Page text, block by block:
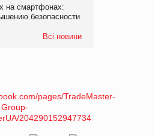
з
ФАО прогнозує зростання
продовольство
на смартфонах:
безопасности
Всі новини